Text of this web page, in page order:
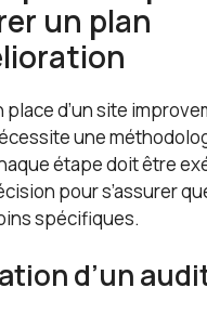
un plan
place d’un site
une
étape doit être
pour s’assurer
spécifiques.
d’un